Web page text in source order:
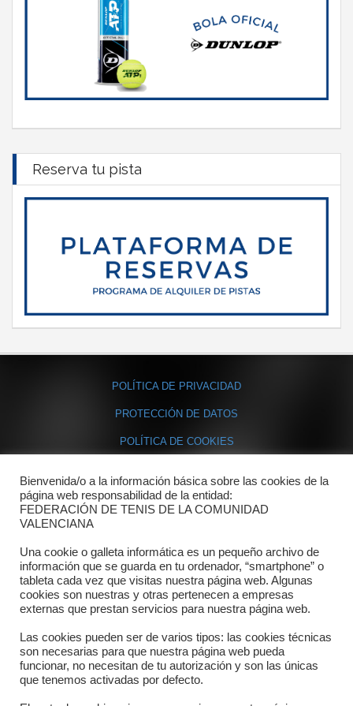
Reserva tu pista
POLÍTICA DE PRIVACIDAD
PROTECCIÓN DE DATOS
POLÍTICA DE COOKIES
Contacto
Dónde estamos
Directorio departamentos
Horario
Formulario de contacto
Bienvenida/o a la información básica sobre las cookies de la
página web responsabilidad de la entidad:
FEDERACIÓN DE TENIS DE LA COMUNIDAD
VALENCIANA
Una cookie o galleta informática es un pequeño archivo de
información que se guarda en tu ordenador, “smartphone” o
tableta cada vez que visitas nuestra página web. Algunas
cookies son nuestras y otras pertenecen a empresas
externas que prestan servicios para nuestra página web.
Las cookies pueden ser de varios tipos: las cookies técnicas
son necesarias para que nuestra página web pueda
funcionar, no necesitan de tu autorización y son las únicas
que tenemos activadas por defecto.